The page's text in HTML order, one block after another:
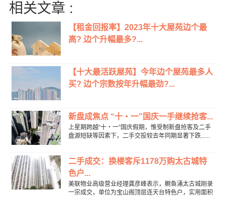
相关文章 :
【租金回报率】2023年十大屋苑边个最
高? 边个升幅最多?...
【十大最活跃屋苑】今年边个屋苑最多人
买? 边个宗数按年升幅最劲?...
新盘成焦点 “十‧一”国庆一手继续抢客...
上星期跨越“十‧一”国庆假期，惟受制新盘抢客及二手
盘源短缺等因素下，二手交投较去年同期显著下跌......
二手成交：换楼客斥1178万购太古城特
色户...
美联物业高级营业经理龚彦峰表示，鲗鱼涌太古城刚录
一宗成交，单位为宝山阁顶层连天台特色户，实用面积